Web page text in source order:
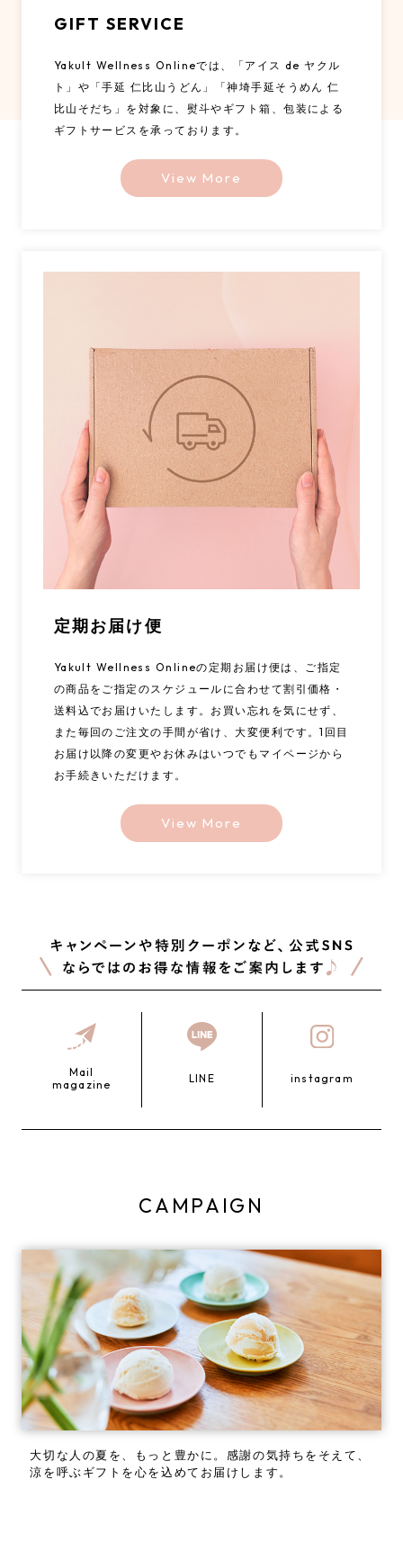
GIFT SERVICE
Yakult Wellness Onlineでは、「アイス de ヤクル
ト」や「手延 仁比山うどん」「神埼手延そうめん 仁
比山そだち」を対象に、熨斗やギフト箱、包装による
ギフトサービスを承っております。
View More
定期お届け便
Yakult Wellness Onlineの定期お届け便は、ご指定
の商品をご指定のスケジュールに合わせて割引価格・
送料込でお届けいたします。お買い忘れを気にせず、
また毎回のご注文の手間が省け、大変便利です。1回目
お届け以降の変更やお休みはいつでもマイページから
お手続きいただけます。
View More
Mail
magazine
LINE instagram
CAMPAIGN
大切な人の夏を、もっと豊かに。 感謝の気持ちをそえて、
涼を呼ぶギフトを心を込めてお届けします。